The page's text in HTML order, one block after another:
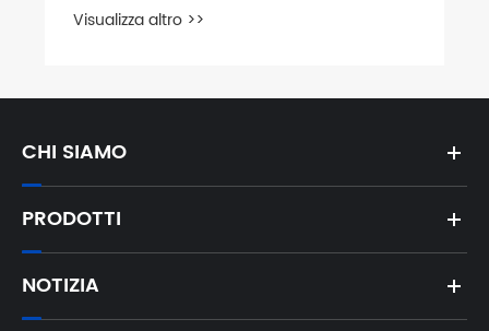
CHI SIAMO
PRODOTTI
NOTIZIA